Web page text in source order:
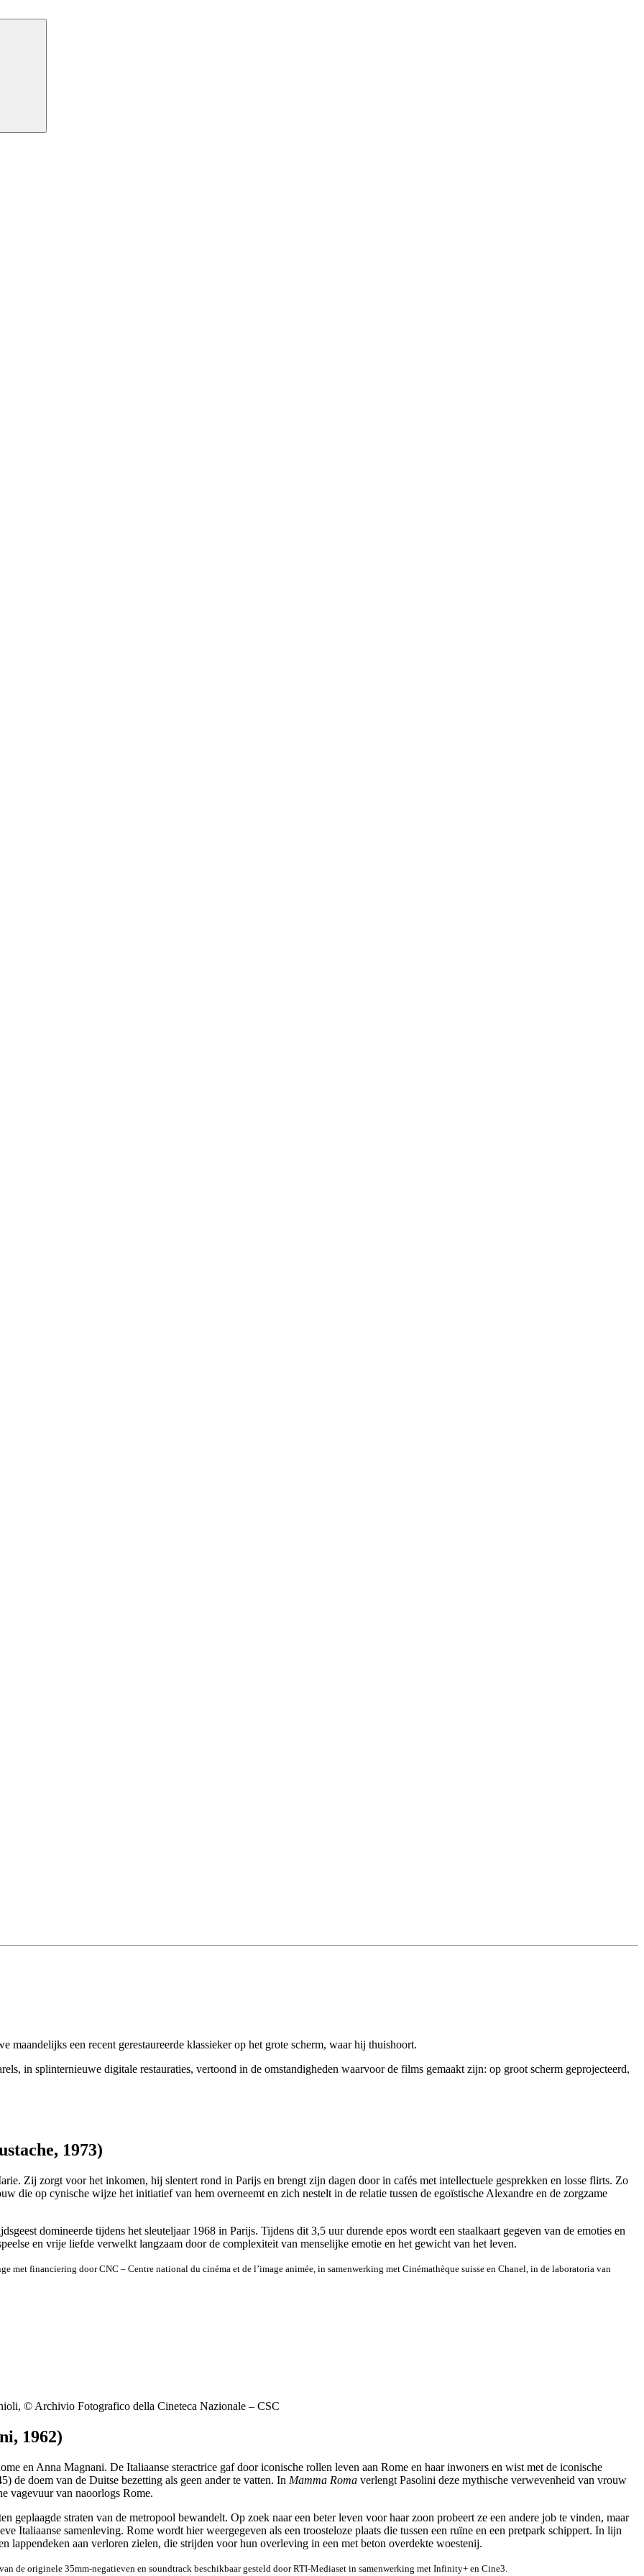
maandelijks een recent gerestaureerde klassieker op het grote scherm, waar hij thuishoort.
in splinternieuwe digitale restauraties, vertoond in de omstandigheden waarvoor de films gemaakt zijn: op groot scherm geprojecteerd,
1973)
Zij zorgt voor het inkomen, hij slentert rond in Parijs en brengt zijn dagen door in cafés met intellectuele gesprekken en losse flirts. Zo
die op cynische wijze het initiatief van hem overneemt en zich nestelt in de relatie tussen de egoïstische Alexandre en de zorgzame
domineerde tijdens het sleuteljaar 1968 in Parijs. Tijdens dit 3,5 uur durende epos wordt een staalkaart gegeven van de emoties en
en vrije liefde verwelkt langzaam door de complexiteit van menselijke emotie en het gewicht van het leven.
met financiering door CNC – Centre national du cinéma et de l’image animée, in samenwerking met Cinémathèque suisse en Chanel, in de laboratoria van
© Archivio Fotografico della Cineteca Nazionale – CSC
1962)
en Anna Magnani. De Italiaanse steractrice gaf door iconische rollen leven aan Rome en haar inwoners en wist met de iconische
de doem van de Duitse bezetting als geen ander te vatten. In Mamma Roma verlengt Pasolini deze mythische verwevenheid van vrouw
vagevuur van naoorlogs Rome.
geplaagde straten van de metropool bewandelt. Op zoek naar een beter leven voor haar zoon probeert ze een andere job te vinden, maar
Italiaanse samenleving. Rome wordt hier weergegeven als een troosteloze plaats die tussen een ruïne en een pretpark schippert. In lijn
lappendeken aan verloren zielen, die strijden voor hun overleving in een met beton overdekte woestenij.
de originele 35mm-negatieven en soundtrack beschikbaar gesteld door RTI-Mediaset in samenwerking met Infinity+ en Cine3.